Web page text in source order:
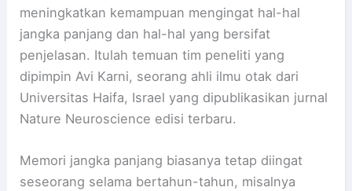
meningkatkan kemampuan mengingat hal-hal
jangka panjang dan hal-hal yang bersifat
penjelasan. Itulah temuan tim peneliti yang
dipimpin Avi Karni, seorang ahli ilmu otak dari
Universitas Haifa, Israel yang dipublikasikan jurnal
Nature Neuroscience edisi terbaru.
Memori jangka panjang biasanya tetap diingat
seseorang selama bertahun-tahun, misalnya